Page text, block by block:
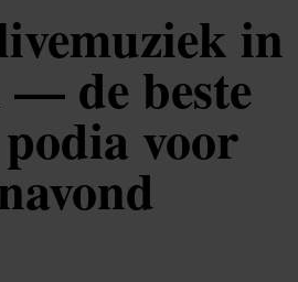
in
de beste
voor